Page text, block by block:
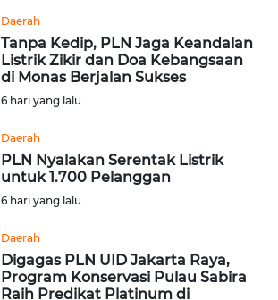
Daerah
Tanpa Kedip, PLN Jaga Keandalan
Listrik Zikir dan Doa Kebangsaan
di Monas Berjalan Sukses
6 hari yang lalu
Daerah
PLN Nyalakan Serentak Listrik
untuk 1.700 Pelanggan
6 hari yang lalu
Daerah
Digagas PLN UID Jakarta Raya,
Program Konservasi Pulau Sabira
Raih Predikat Platinum di